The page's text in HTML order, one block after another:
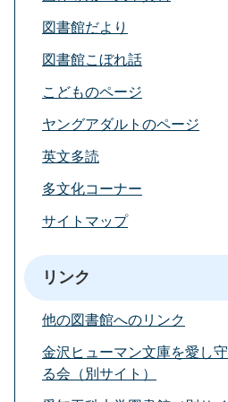
図書館だより
図書館こぼれ話
こどものページ
ヤングアダルトのページ
英文多読
多文化コーナー
サイトマップ
リンク
他の図書館へのリンク
金沢ヒューマン文庫を愛し守
る会（別サイト）